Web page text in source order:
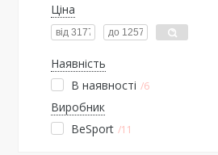
Ціна
Наявність
В наявності
6
Виробник
BeSport 11